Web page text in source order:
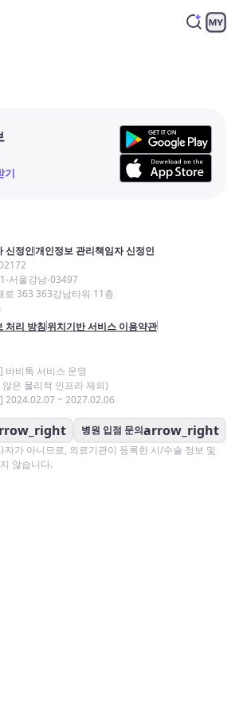
기
신정인개인정보 관리책임자 신정인
서울강남-03497
로 363 363강남타워 11층
처리 방침위치기반 서비스 이용약관
바비톡 서비스 운영
은 물리적 인프라 제외)
2024.02.07 ~ 2027.02.06
병원 입점 문의arrow_right
자가 아니므로, 의료기관이 등록한 시/수술 정보 및
않습니다.